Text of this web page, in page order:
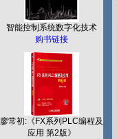
智能控制系统数字化技术
购书链接
廖常初:《FX系列PLC编程及
应用 第2版》